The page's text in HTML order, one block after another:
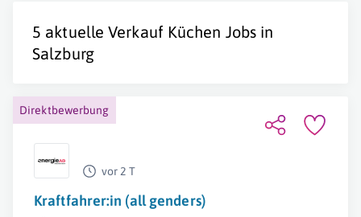
5 aktuelleVerkauf Küchen Jobs in
Salzburg
Direktbewerbung
vor 2 T
Kraftfahrer:in (all genders)